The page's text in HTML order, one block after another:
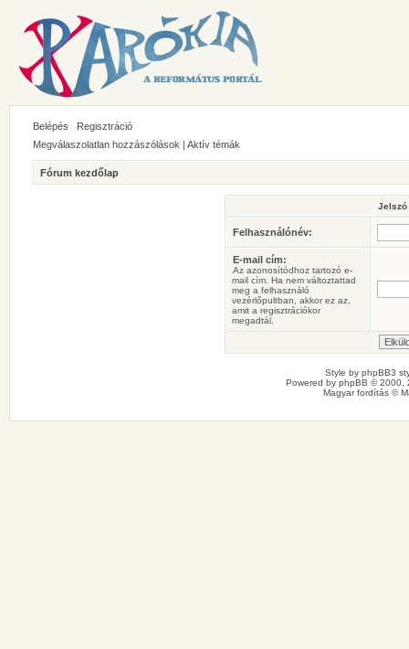
Belépés
Regisztráció
Megválaszolatlan hozzászólások | Aktív témák
Fórum kezdőlap
Jelszó
Felhasználónév:
E-mail cím:
Az azonosítódhoz tartozó e-
mail cím. Ha nem változtattad
meg a felhasználó
vezérlőpultban, akkor ez az,
amit a regisztrációkor
megadtál.
Style by phpBB3
Powered by phpBB © 2000,
Magyar fordítás ©